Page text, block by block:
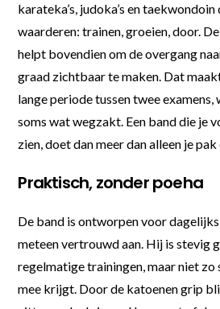
karateka’s, judoka’s en
waarderen: trainen, groeien, door.
helpt bovendien om de overgang
graad zichtbaar te maken. Dat
lange periode tussen twee
soms wat wegzakt. Een band die je
zien, doet dan meer dan alleen je
Praktisch, zonder poeha
De band is ontworpen voor
meteen vertrouwd aan. Hij is stevig
regelmatige trainingen, maar niet zo
mee krijgt. Door de katoenen grip